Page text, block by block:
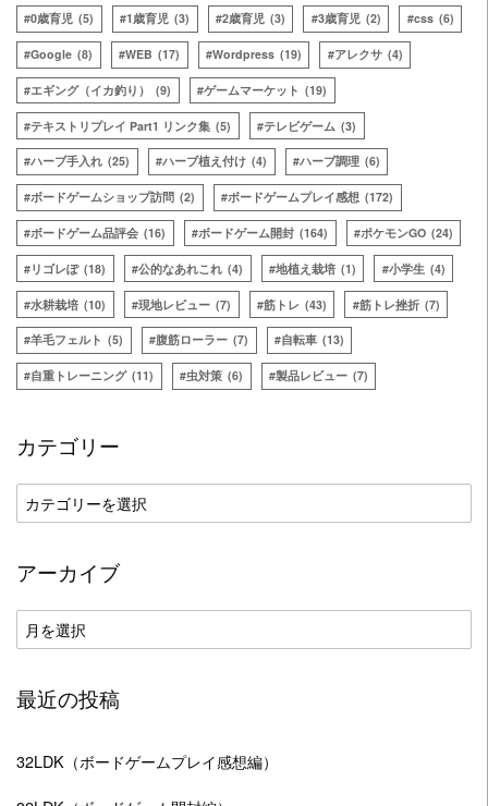
0歳育児 (5) 1歳育児 (3) 2歳育児 (3) 3歳育児 (2) css (6)
Google (8) WEB (17) Wordpress (19) アレクサ (4)
エギング（イカ釣り） (9) ゲームマーケット (19)
テキストリプレイ Part1 リンク集 (5) テレビゲーム (3)
ハーブ手入れ (25) ハーブ植え付け (4) ハーブ調理 (6)
ボードゲームショップ訪問 (2) ボードゲームプレイ感想 (172)
ボードゲーム品評会 (16) ボードゲーム開封 (164) ポケモンGO (24)
リゴレぽ (18) 公的なあれこれ (4) 地植え栽培 (1) 小学生 (4)
水耕栽培 (10) 現地レビュー (7) 筋トレ (43) 筋トレ挫折 (7)
羊毛フェルト (5) 腹筋ローラー (7) 自転車 (13)
自重トレーニング (11) 虫対策 (6) 製品レビュー (7)
カテゴリー
カ
テ
リ
アーカイブ
ア
ー
イ
最近の投稿
32LDK（ボードゲームプレイ感想編）